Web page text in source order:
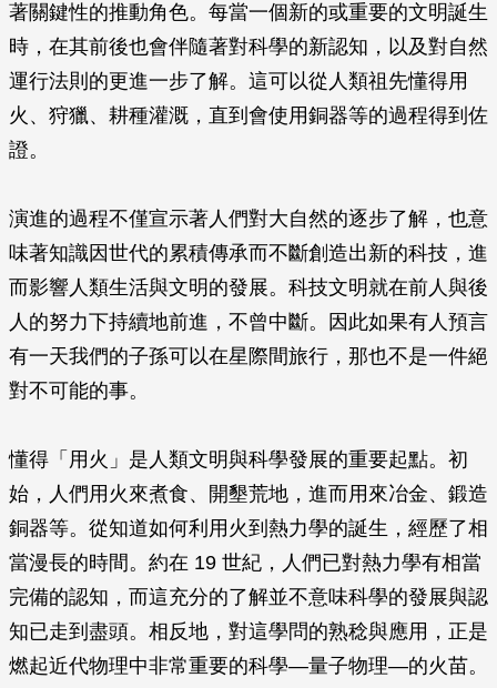
著關鍵性的推動角色。每當一個新的或重要的文明誕生
時，在其前後也會伴隨著對科學的新認知，以及對自然
運行法則的更進一步了解。這可以從人類祖先懂得用
火、狩獵、耕種灌溉，直到會使用銅器等的過程得到佐
證。
演進的過程不僅宣示著人們對大自然的逐步了解，也意
味著知識因世代的累積傳承而不斷創造出新的科技，進
而影響人類生活與文明的發展。科技文明就在前人與後
人的努力下持續地前進，不曾中斷。因此如果有人預言
有一天我們的子孫可以在星際間旅行，那也不是一件絕
對不可能的事。
懂得「用火」是人類文明與科學發展的重要起點。初
始，人們用火來煮食、開墾荒地，進而用來冶金、鍛造
銅器等。從知道如何利用火到熱力學的誕生，經歷了相
當漫長的時間。約在 19 世紀，人們已對熱力學有相當
完備的認知，而這充分的了解並不意味科學的發展與認
知已走到盡頭。相反地，對這學問的熟稔與應用，正是
燃起近代物理中非常重要的科學—量子物理—的火苗。